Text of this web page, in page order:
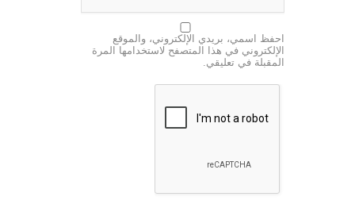
احفظ اسمي، بريدي الإلكتروني، والموقع
الإلكتروني في هذا المتصفح لاستخدامها المرة
المقبلة في تعليقي.